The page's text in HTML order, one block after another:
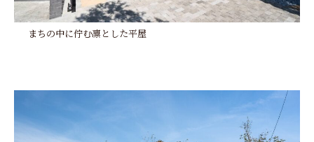
まちの中に佇む凛とした平屋